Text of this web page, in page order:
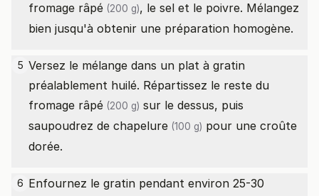
fromage râpé (200 g), le sel et le poivre. Mélangez
bien jusqu'à obtenir une préparation homogène.
5 Versez le mélange dans un plat à gratin
préalablement huilé. Répartissez le reste du
fromage râpé (200 g) sur le dessus, puis
saupoudrez de chapelure (100 g) pour une croûte
dorée.
6 Enfournez le gratin pendant environ 25-30